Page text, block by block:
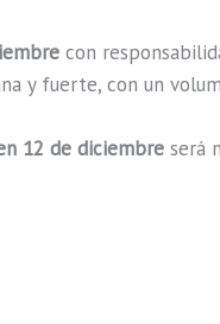
con
y fuerte, con un
12 de diciembre será